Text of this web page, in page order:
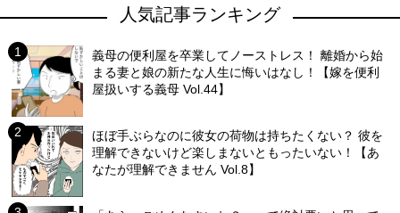
人気記事ランキング
義母の便利屋を卒業してノーストレス！ 離婚から始
まる妻と娘の新たな人生に悔いはなし！【嫁を便利
屋扱いする義母 Vol.44】
ほぼ手ぶらなのに彼女の荷物は持ちたくない？ 彼を
理解できないけど楽しまないともったいない！【あ
なたが理解できません Vol.8】